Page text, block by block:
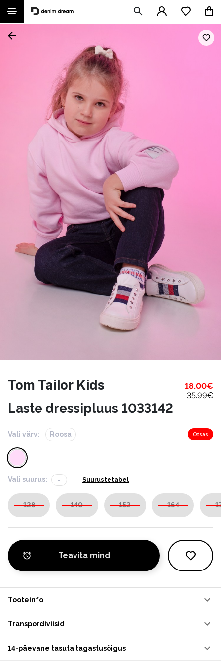
Tom Tailor Kids 18.00€
35.99€
Laste dressipluus 1033142
Vali värv: Roosa Otsas
Vali suurus: - Suurustetabel
128 140 152 164
Teavita mind
Tooteinfo
Transpordiviisid
14-päevane tasuta tagastusõigus